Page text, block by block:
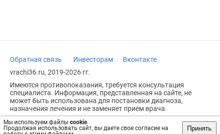
Мы используем файлы cookie.
Продолжая использовать сайт, вы даете свое согласие на
Принять
Обратная связь Инвесторам
Вконтакте
vrachi36.ru, 2019-2026 гг.
Имеются противопоказания, требуется консультация
специалиста. Информация, представленная на сайте, не
может быть использована для постановки диагноза,
назначения лечения и не заменяет прием врача.
Возрастное ограничение: 18+